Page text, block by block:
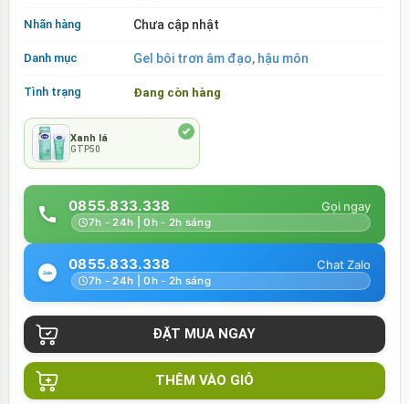
Nhãn hàng Chưa cập nhật
Danh mục Gel bôi trơn âm đạo, hậu môn
Tình trạng Đang còn hàng
Xanh lá
GTP50
0855.833.338
7h - 24h | 0h - 2h sáng
0855.833.338
7h - 24h | 0h - 2h sáng
THÊM VÀO GIỎ